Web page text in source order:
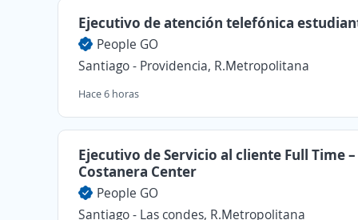
Ejecutivo de atención telefónica
People GO
Santiago - Providencia, R.Metropolitana
Hace 6 horas
Ejecutivo de Servicio al cliente Full Time –
Costanera Center
People GO
Santiago - Las condes, R.Metropolitana